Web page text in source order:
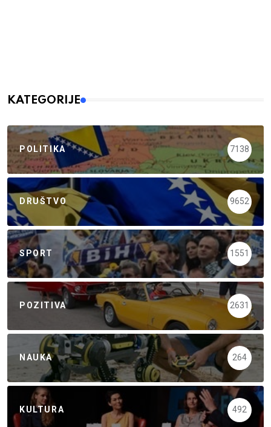
KATEGORIJE
POLITIKA 7138
DRUŠTVO 9652
SPORT 1551
POZITIVA 2631
NAUKA 264
KULTURA 492